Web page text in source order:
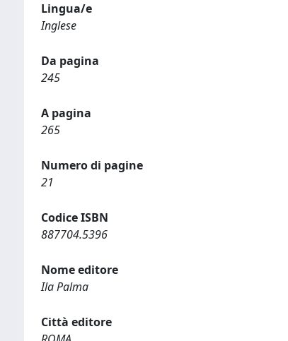
Lingua/e
Inglese
Da pagina
245
A pagina
265
Numero di pagine
21
Codice ISBN
887704.5396
Nome editore
Ila Palma
Città editore